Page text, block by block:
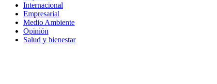
Internacional
Empresarial
Medio Ambiente
Opinión
Salud y bienestar